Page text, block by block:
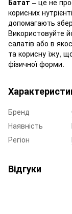
Батат – це не
корисних
допомагають
Використовуйте
салатів або в
та корисну їжу,
фізичної форми.
Бренд
Наявність
Регіон
Відгуки